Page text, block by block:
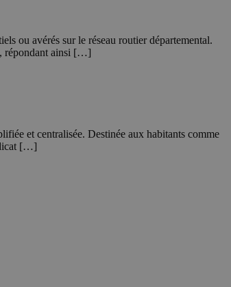
ou avérés sur le réseau routier départemental.
répondant ainsi […]
et centralisée. Destinée aux habitants comme
[…]